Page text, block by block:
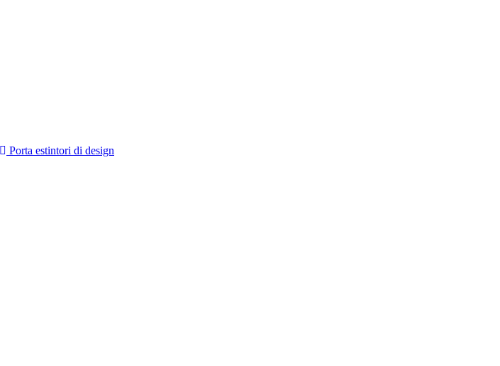
Porta estintori di design